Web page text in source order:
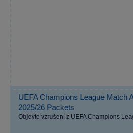
UEFA Champions League Match
2025/26 Packets
Objevte vzrušení z UEFA Champions